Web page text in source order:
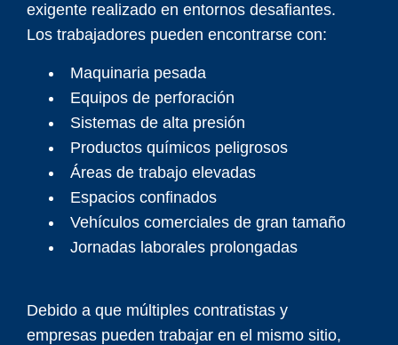
exigente realizado en entornos desafiantes.
Los trabajadores pueden encontrarse con:
Maquinaria pesada
Equipos de perforación
Sistemas de alta presión
Productos químicos peligrosos
Áreas de trabajo elevadas
Espacios confinados
Vehículos comerciales de gran tamaño
Jornadas laborales prolongadas
Debido a que múltiples contratistas y
empresas pueden trabajar en el mismo sitio,